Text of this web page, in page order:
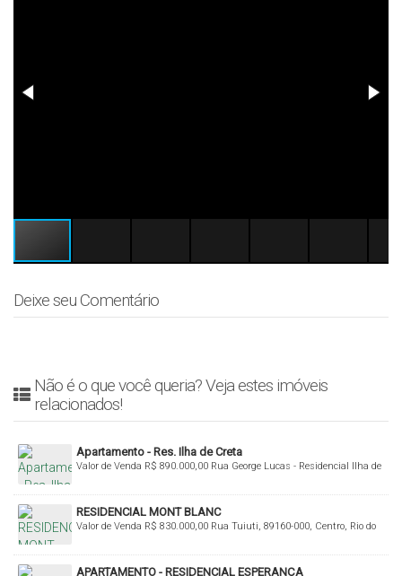
Deixe seu Comentário
Não é o que você queria? Veja estes imóveis
relacionados!
Apartamento - Res. Ilha de Creta
R$ 890.000,00
Valor de Venda
Rua George Lucas - Residencial Ilha de
RESIDENCIAL MONT BLANC
R$ 830.000,00
Valor de Venda
Rua Tuiuti, 89160-000, Centro, Rio do
APARTAMENTO - RESIDENCIAL ESPERANÇA